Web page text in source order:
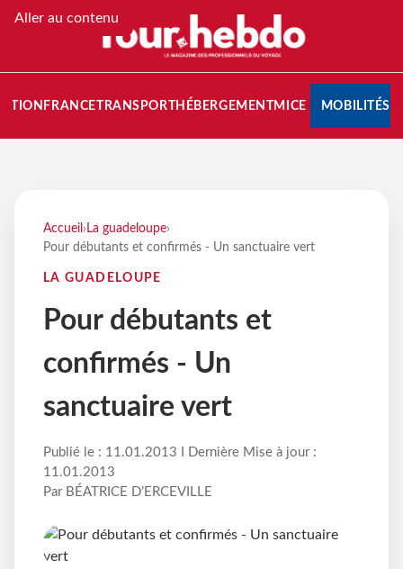
Aller au contenu
FRANCETRANSPORT HÉBERGEMENTMICE MOBILITÉS
Accueil › La guadeloupe›
Pour débutants et confirmés - Un sanctuaire vert
LA GUADELOUPE
Pour débutants et
confirmés - Un
sanctuaire vert
Publié le : 11.01.2013 I Dernière Mise à jour :
11.01.2013
Par BÉATRICE D’ERCEVILLE